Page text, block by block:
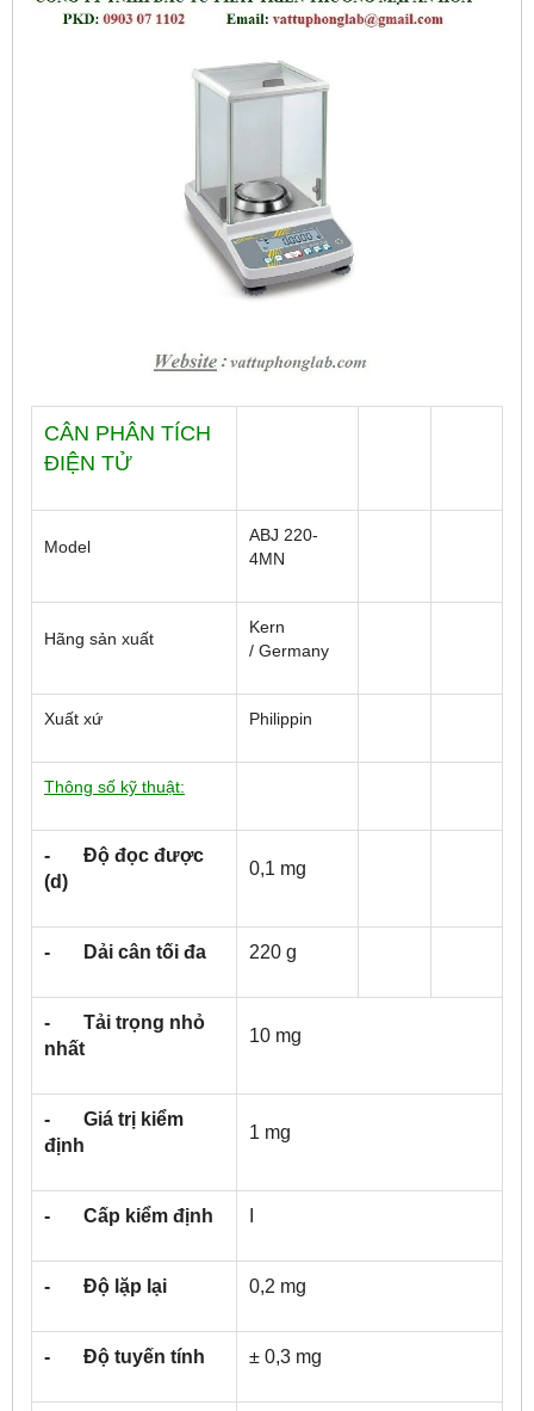
CÂN PHÂN TÍCH
ĐIỆN TỬ
Model
ABJ 220-
4MN
Hãng sản xuất
Kern
/ Germany
Xuất xứ Philippin
Thông số kỹ thuật:
- Độ đọc được
(d)
0,1 mg
- Dải cân tối đa 220 g
- Tải trọng nhỏ
nhất
10 mg
- Giá trị kiểm
định
1 mg
- Cấp kiểm định
- Độ lặp lại 0,2 mg
- Độ tuyến tính ± 0,3 mg